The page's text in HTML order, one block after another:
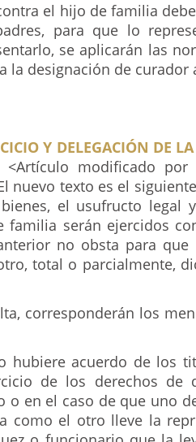
el hijo de familia
para que lo
se aplicarán las
la designación de curador
Y DELEGACIÓN DE
<Artículo modificado
nuevo texto es el
el usufructo legal
familia serán ejercidos
no obsta para
total o parcialmente,
corresponderán los
hubiere acuerdo de los
de los derechos de
o en el caso de que uno
como el otro lleve la